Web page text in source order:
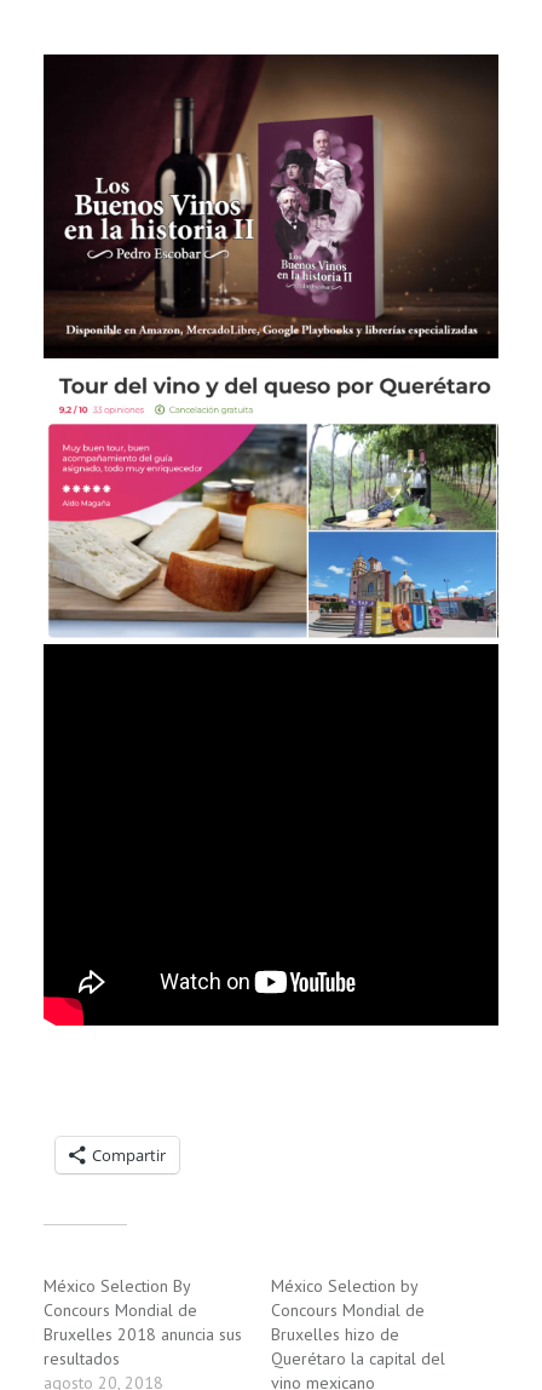
Compartir
México Selection By
Concours Mondial de
Bruxelles 2018 anuncia sus
resultados
agosto 20, 2018
México Selection by
Concours Mondial de
Bruxelles hizo de
Querétaro la capital del
vino mexicano